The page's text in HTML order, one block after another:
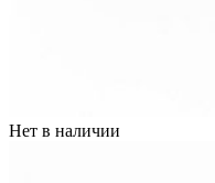
Нет в наличии